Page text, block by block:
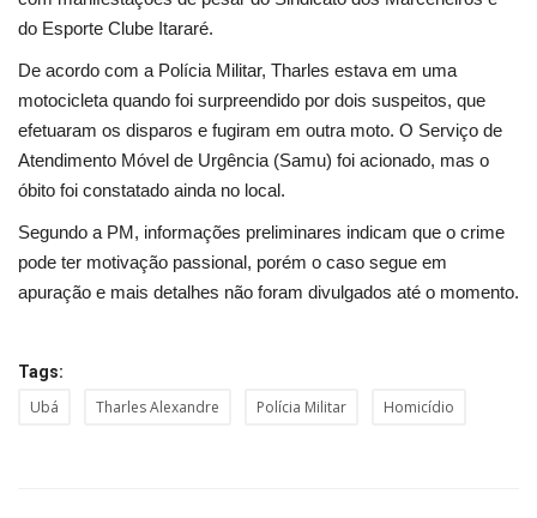
Educação
Esporte
Solidariedade
Meio Ambiente
Justiça
Brasil
do Esporte Clube Itararé.
De acordo com a Polícia Militar, Tharles estava em uma
motocicleta quando foi surpreendido por dois suspeitos, que
efetuaram os disparos e fugiram em outra moto. O Serviço de
Atendimento Móvel de Urgência (Samu) foi acionado, mas o
óbito foi constatado ainda no local.
Segundo a PM, informações preliminares indicam que o crime
pode ter motivação passional, porém o caso segue em
apuração e mais detalhes não foram divulgados até o momento.
Tags:
Ubá Tharles Alexandre Polícia Militar Homicídio